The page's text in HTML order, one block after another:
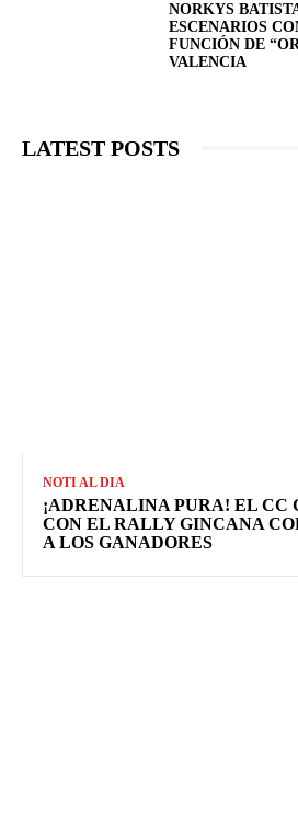
NORKYS
ESCENARIOS
FUNCIÓN DE
VALENCIA
LATEST POSTS
NOTI AL DIA
¡ADRENALINA PURA! EL CC
CON EL RALLY GINCANA
A LOS GANADORES